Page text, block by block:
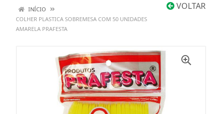
VOLTAR
INÍCIO
COLHER PLASTICA SOBREMESA COM 50 UNIDADES
AMARELA PRAFESTA